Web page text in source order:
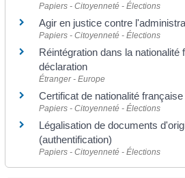
Papiers - Citoyenneté - Élections
Agir en justice contre
Papiers - Citoyenneté - Élections
Réintégration dans la nationalité
déclaration
Étranger - Europe
Certificat de nationalité
Papiers - Citoyenneté - Élections
Légalisation de documents
(authentification)
Papiers - Citoyenneté - Élections